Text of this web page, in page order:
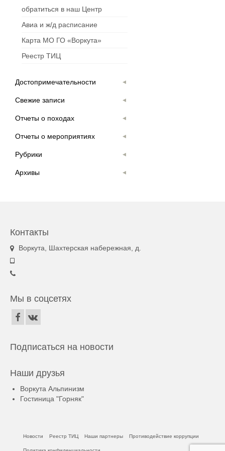
обратиться в наш Центр
Авиа и ж/д расписание
Карта МО ГО «Воркута»
Реестр ТИЦ
Достопримечательности
Свежие записи
Отчеты о походах
Отчеты о мероприятиях
Рубрики
Архивы
Контакты
Воркута, Шахтерская набережная, д.
Мы в соцсетях
Подписаться на новости
Наши друзья
Воркута Альпинизм
Гостиница "Горняк"
Новости Реестр ТИЦ Наши партнеры Противодействие коррупции